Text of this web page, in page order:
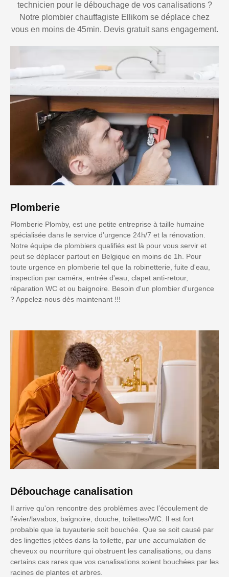
technicien pour le débouchage de vos canalisations ?
Notre plombier chauffagiste Ellikom se déplace chez
vous en moins de 45min. Devis gratuit sans engagement.
Plomberie
Plomberie Plomby, est une petite entreprise à taille humaine
spécialisée dans le service d’urgence 24h/7 et la rénovation.
Notre équipe de plombiers qualifiés est là pour vous servir et
peut se déplacer partout en Belgique en moins de 1h. Pour
toute urgence en plomberie tel que la robinetterie, fuite d'eau,
inspection par caméra, entrée d'eau, clapet anti-retour,
réparation WC et ou baignoire. Besoin d'un plombier d'urgence
? Appelez-nous dès maintenant !!!
Débouchage canalisation
Il arrive qu'on rencontre des problèmes avec l’écoulement de
l’évier/lavabos, baignoire, douche, toilettes/WC. Il est fort
probable que la tuyauterie soit bouchée. Que se soit causé par
des lingettes jetées dans la toilette, par une accumulation de
cheveux ou nourriture qui obstruent les canalisations, ou dans
certains cas rares que vos canalisations soient bouchées par les
racines de plantes et arbres.